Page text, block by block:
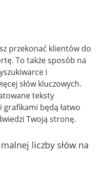
przekonać klientów do
To także sposób na
i
słów kluczowych.
teksty
będą łatwo
Twoją stronę.
liczby słów na